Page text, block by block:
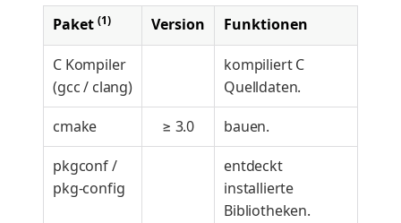
Paket (1) Version Funktionen
C Kompiler
(gcc / clang)
kompiliert C
Quelldaten.
cmake
≥ 3.0
bauen.
pkgconf /
pkg-config
entdeckt
installierte
Bibliotheken.